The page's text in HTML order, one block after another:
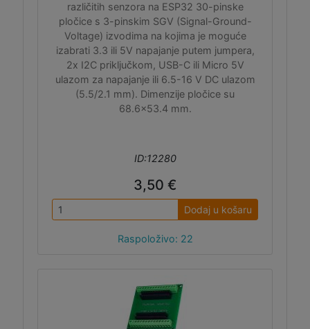
različitih senzora na ESP32 30-pinske
pločice s 3-pinskim SGV (Signal-Ground-
Voltage) izvodima na kojima je moguće
izabrati 3.3 ili 5V napajanje putem jumpera,
2x I2C priključkom, USB-C ili Micro 5V
ulazom za napajanje ili 6.5-16 V DC ulazom
(5.5/2.1 mm). Dimenzije pločice su
68.6x53.4 mm.
ID:12280
3,50 €
Dodaj u košaru
Raspoloživo: 22